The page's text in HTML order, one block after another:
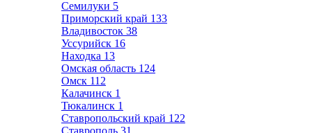
Семилуки 5
Приморский край 133
Владивосток 38
Уссурийск 16
Находка 13
Омская область 124
Омск 112
Калачинск 1
Тюкалинск 1
Ставропольский край 122
Ставрополь 31